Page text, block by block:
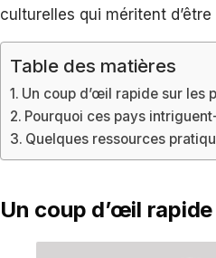
culturelles qui méritent
Table des matières
Un coup d’œil rapide sur les
Pourquoi ces pays
Quelques ressources
Un coup d’œil